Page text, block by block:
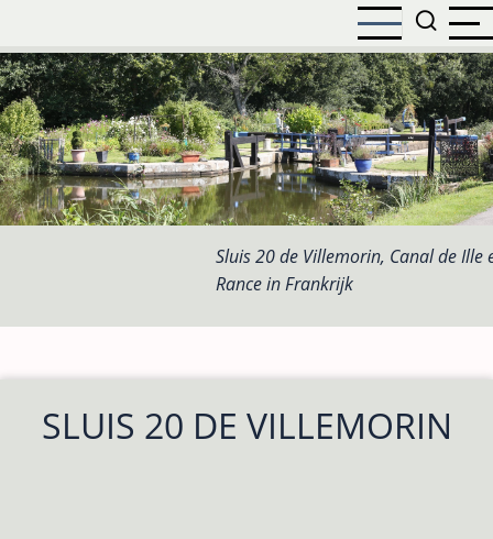
naar
de
inhoud
gaan
Sluis 20 de Villemorin, Canal de Ille
Rance in Frankrijk
SLUIS 20 DE VILLEMORIN